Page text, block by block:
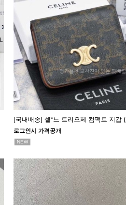
[국내배송] 셀*느 트리오페 컴팩트 지갑
로그인시 가격공개
NEW